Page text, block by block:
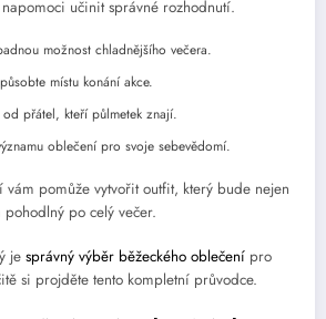
učinit správné rozhodnutí.
možnost chladnějšího večera.
místu konání akce.
přátel, kteří půlmetek znají.
oblečení pro svoje sebevědomí.
vám pomůže vytvořit outfit, který bude nejen
po celý večer.
je správný výběr běžeckého oblečení pro
si projděte tento kompletní průvodce.